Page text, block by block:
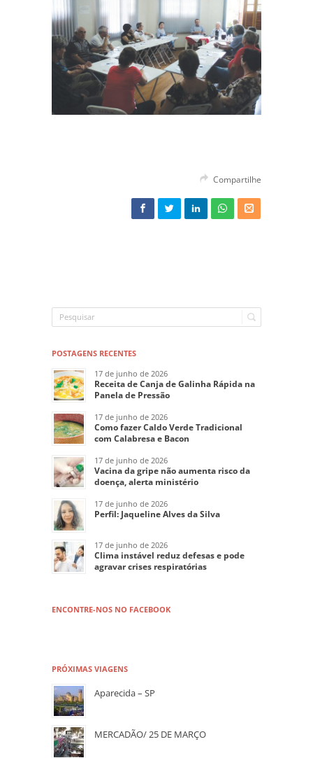
Compartilhe
POSTAGENS RECENTES
17 de junho de 2026
Receita de Canja de Galinha Rápida na
Panela de Pressão
17 de junho de 2026
Como fazer Caldo Verde Tradicional
com Calabresa e Bacon
17 de junho de 2026
Vacina da gripe não aumenta risco da
doença, alerta ministério
17 de junho de 2026
Perfil: Jaqueline Alves da Silva
17 de junho de 2026
Clima instável reduz defesas e pode
agravar crises respiratórias
ENCONTRE-NOS NO FACEBOOK
PRÓXIMAS VIAGENS
Aparecida – SP
MERCADÃO/ 25 DE MARÇO